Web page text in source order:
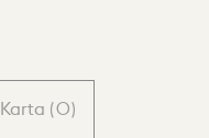
Karta (0)